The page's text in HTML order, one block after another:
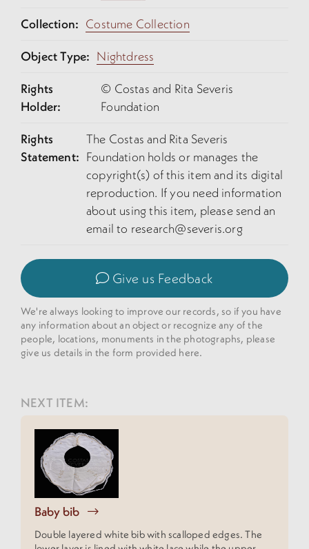
Collection: Costume Collection
Object Type: Nightdress
Rights
Holder:
© Costas and Rita Severis
Foundation
Rights
Statement:
The Costas and Rita Severis
Foundation holds or manages the
copyright(s) of this item and its digital
reproduction. If you need information
about using this item, please send an
email to research@severis.org
Give us Feedback
We're always looking to improve our records, so if you have
any information about an object or recognize any of the
people, locations, monuments in the photographs, please
give us details in the form provided here.
NEXT ITEM:
Baby bib
Double layered white bib with scalloped edges. The